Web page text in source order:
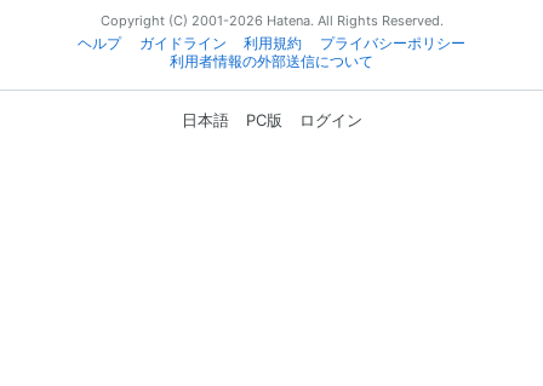
Copyright (C) 2001-2026 Hatena. All Rights Reserved.
ヘルプ
ガイドライン 利用規約
プライバシーポリシー
利用者情報の外部送信について
日本語 PC版 ログイン